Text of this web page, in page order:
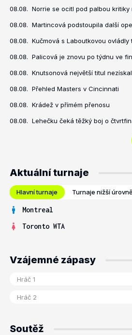
08.08. Norrie se ocitl pod palbou
08.08. Martincová podstoupila další
08.08. Kučmová s Laboutkovou ovládly
08.08. Palicová je znovu po týdnu ve
08.08. Knutsonová největší titul
08.08. Přehled Masters v Cincinnati
08.08. Krádež v přímém přenosu
08.08. Lehečku čeká těžký boj o
Aktuální turnaje
Hlavní turnaje Turnaje nižší úrovně
Montreal
Toronto WTA
Vzájemné zápasy
Soutěž